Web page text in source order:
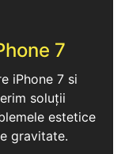
7
iPhone 7 si
soluții
estetice
gravitate.